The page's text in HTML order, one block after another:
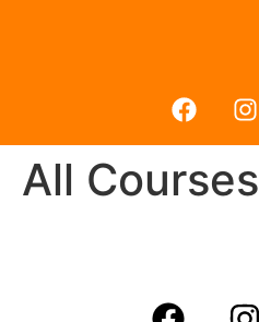
All Courses